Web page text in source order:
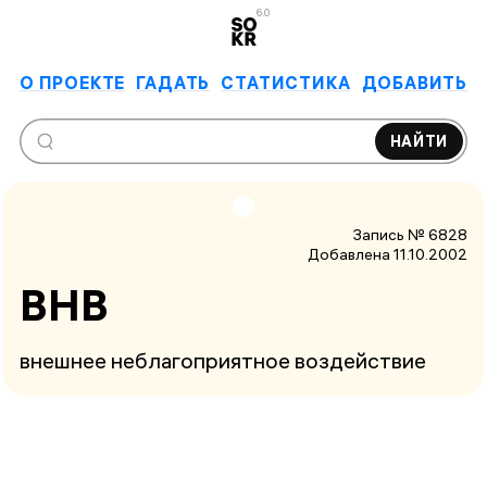
6.0
О ПРОЕКТЕ ГАДАТЬ СТАТИСТИКА ДОБАВИТЬ
НАЙТИ
Запись № 6828
Добавлена 11.10.2002
ВНВ
внешнее неблагоприятное воздействие